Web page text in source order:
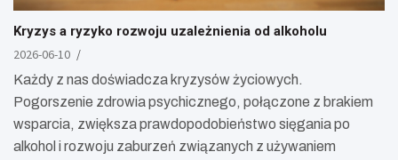
Kryzys a ryzyko rozwoju uzależnienia od alkoholu
2026-06-10
Każdy z nas doświadcza kryzysów życiowych.
Pogorszenie zdrowia psychicznego, połączone z brakiem
wsparcia, zwiększa prawdopodobieństwo sięgania po
alkohol i rozwoju zaburzeń związanych z używaniem